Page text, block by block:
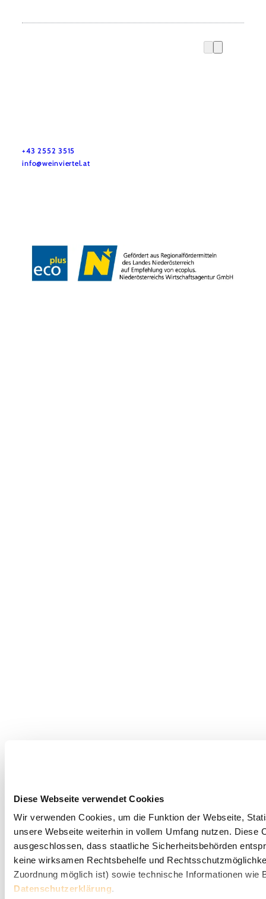
Diese Webseite verwendet Cookies
Wir verwenden Cookies, um die Funktion der Webseite,
unsere Webseite weiterhin in vollem Umfang nutzen.
ausgeschlossen, dass staatliche Sicherheitsbehörden
keine wirksamen Rechtsbehelfe und
Zuordnung möglich ist) sowie technische Informationen
Datenschutzerklärung.
+43 2552 3515
info@weinviertel.at